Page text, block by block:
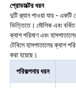
প্রোডাক্টের ধরন
দুটি প্ল্যান পাওয়া যায় -
ভিত্তিতে। মৌলিক এবং বর্ধিত
ক্যাশ পরিমাণ এবং
টেবিলে হাসপাতালের ক্যাশ
করা হয়েছে।
পরিকল্পনার ধরন